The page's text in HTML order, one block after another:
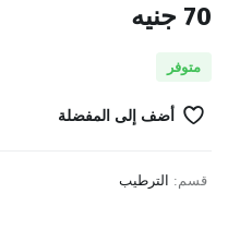
70 جنيه
متوفر
أضف إلى المفضلة
قسم: الترطيب